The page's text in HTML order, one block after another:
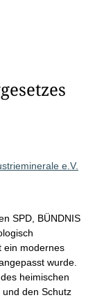
e.V.
SPD, BÜNDNIS
ein modernes
wurde.
heimischen
den Schutz